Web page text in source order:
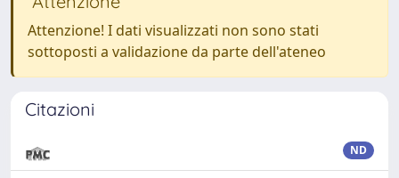
Attenzione! I dati visualizzati non sono stati
sottoposti a validazione da parte dell'ateneo
Citazioni
ND